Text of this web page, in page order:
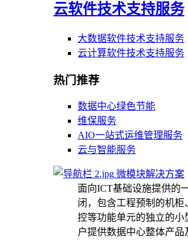
云软件技术支持服务
大数据软件技术支持服务
云计算软件技术支持服务
热门推荐
数据中心绿色节能
维保服务
AIO一站式运维管理服务
云与智能服务
微模块解决方案
面向ICT基础设施提供的
闭，包含工程预制的机
控等功能单元的独立的小
户提供数据中心整体产